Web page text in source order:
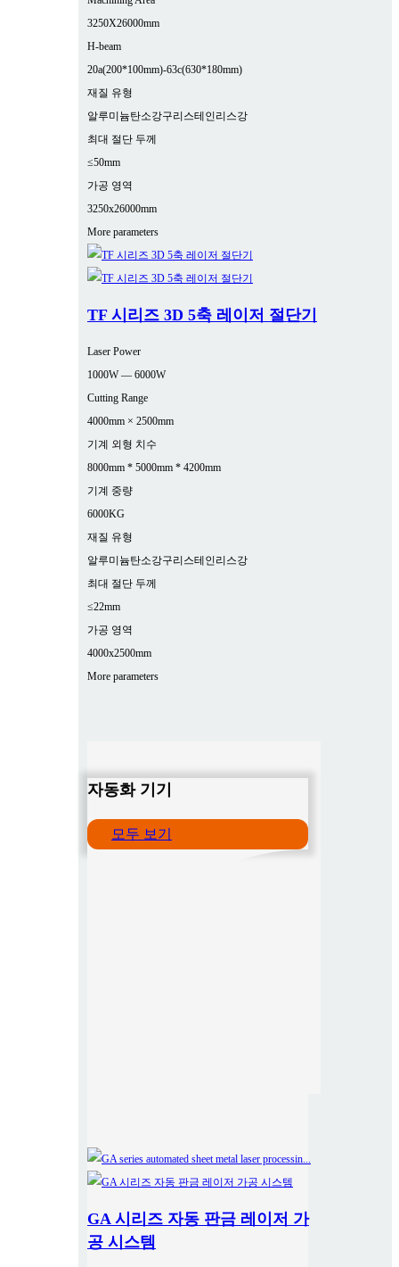
3250X26000mm
H-beam
20a(200*100mm)-63c(630*180mm)
재질 유형
알루미늄탄소강구리 스테인리스강
최대 절단 두께
≤50mm
가공 영역
3250x26000mm
More parameters
TF 시리즈 3D 5축 레이저 절단기
Laser Power
1000W — 6000W
Cutting Range
4000mm × 2500mm
기계 외형 치수
8000mm * 5000mm * 4200mm
기계 중량
6000KG
재질 유형
알루미늄탄소강구리스테인리스강
최대 절단 두께
≤22mm
가공 영역
4000x2500mm
More parameters
자동화 기기
모두 보기
GA 시리즈 자동 판금 레이저 가
공 시스템